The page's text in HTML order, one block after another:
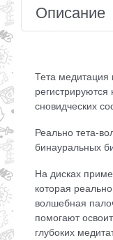
Описание
Тета медитация
сновидческих
Реально тета-
бинауральных
На дисках
которая
волшебная
помогают
глубоких